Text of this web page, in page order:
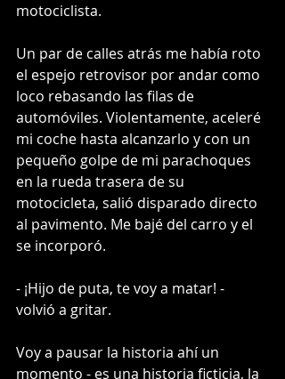
motociclista.
Un par de calles atrás me había roto
el espejo retrovisor por andar como
loco rebasando las filas de
automóviles. Violentamente, aceleré
mi coche hasta alcanzarlo y con un
pequeño golpe de mi parachoques
en la rueda trasera de su
motocicleta, salió disparado directo
al pavimento. Me bajé del carro y el
se incorporó.
- ¡Hijo de puta, te voy a matar! -
volvió a gritar.
Voy a pausar la historia ahí un
momento - es una historia ficticia, la